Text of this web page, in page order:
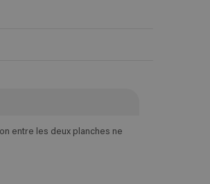
entre les deux planches ne